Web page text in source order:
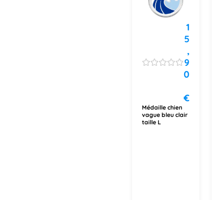
1
5
,
9
0
€
Médaille chien
vague bleu clair
taille L